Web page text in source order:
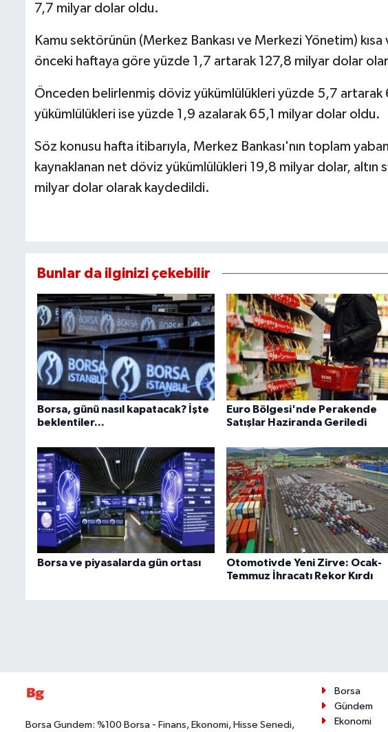
7,7 milyar dolar oldu.
Kamu sektörünün (Merkez Bankası ve Merkezi Yönetim)
önceki haftaya göre yüzde 1,7 artarak 127,8 milyar dolar
Önceden belirlenmiş döviz yükümlülükleri yüzde 5,7 artarak
yükümlülükleri ise yüzde 1,9 azalarak 65,1 milyar dolar oldu.
Söz konusu hafta itibarıyla, Merkez Bankası'nın toplam
kaynaklanan net döviz yükümlülükleri 19,8 milyar dolar, altın
milyar dolar olarak kaydedildi.
Bunlar da ilginizi çekebilir
Borsa, günü nasıl kapatacak? İşte
beklentiler...
Euro Bölgesi'nde Perakende
Satışlar Haziranda Geriledi
Borsa ve piyasalarda gün ortası
Otomotivde Yeni Zirve: Ocak-
Temmuz İhracatı Rekor Kırdı
Borsa Gundem: %100 Borsa - Finans, Ekonomi, Hisse Senedi,
Borsa
Gündem
Ekonomi